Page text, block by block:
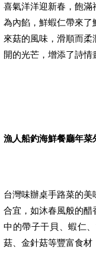
喜氣洋洋迎新春，飽
為內餡，鮮蝦仁帶來
來菇的風味，滑順而
開的光芒，增添了詩情
漁人船釣海鮮餐廳年
台灣味辦桌手路菜的
合宜，如沐春風般的
中的帶子干貝、蝦仁
菇、金針菇等豐富食材